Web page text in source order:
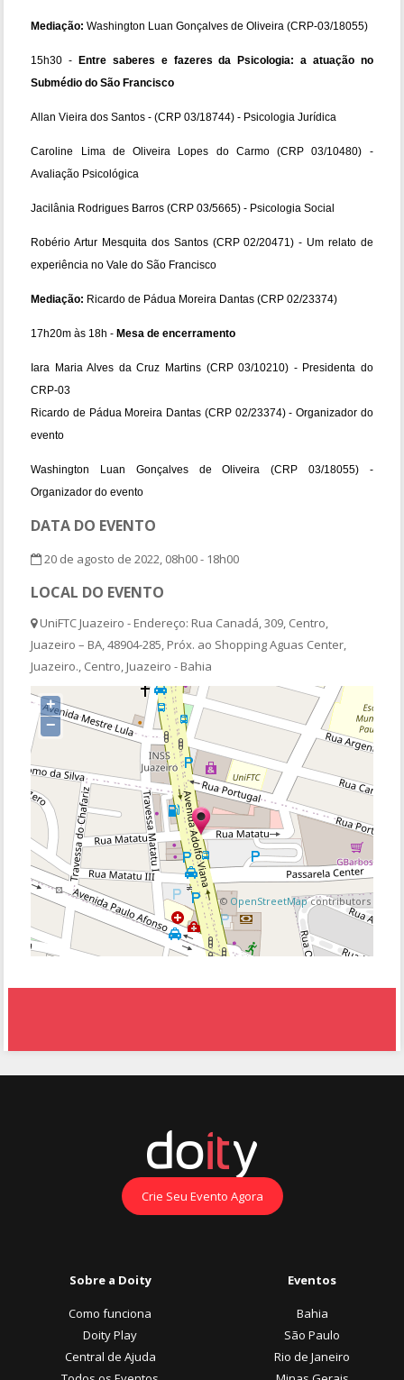
Mediação: Washington Luan Gonçalves de Oliveira (CRP-03/18055)
15h30 -Entre saberes e fazeres da Psicologia: a atuação no
Submédio do São Francisco
Allan Vieira dos Santos - (CRP 03/18744) - Psicologia Jurídica
Caroline Lima de Oliveira Lopes do Carmo (CRP 03/10480) -
Avaliação Psicológica
Jacilânia Rodrigues Barros (CRP 03/5665) - Psicologia Social
Robério Artur Mesquita dos Santos (CRP 02/20471) - Um relato de
experiência no Vale do São Francisco
Mediação: Ricardo de Pádua Moreira Dantas (CRP 02/23374)
17h20m às 18h -Mesa de encerramento
Iara Maria Alves da Cruz Martins (CRP 03/10210) - Presidenta do
CRP-03
Ricardo de Pádua Moreira Dantas (CRP 02/23374) - Organizador do
evento
Washington Luan Gonçalves de Oliveira (CRP 03/18055) -
Organizador do evento
DATA DO EVENTO
20 de agosto de 2022, 08h00 - 18h00
LOCAL DO EVENTO
UniFTC Juazeiro - Endereço: Rua Canadá, 309, Centro,
Juazeiro – BA, 48904-285, Próx. ao Shopping Aguas Center,
Juazeiro., Centro, Juazeiro - Bahia
+
−
© OpenStreetMapcontributors
Crie Seu Evento Agora
Sobre a Doity
Como funciona
Doity Play
Central de Ajuda
Eventos
Bahia
São Paulo
Rio de Janeiro